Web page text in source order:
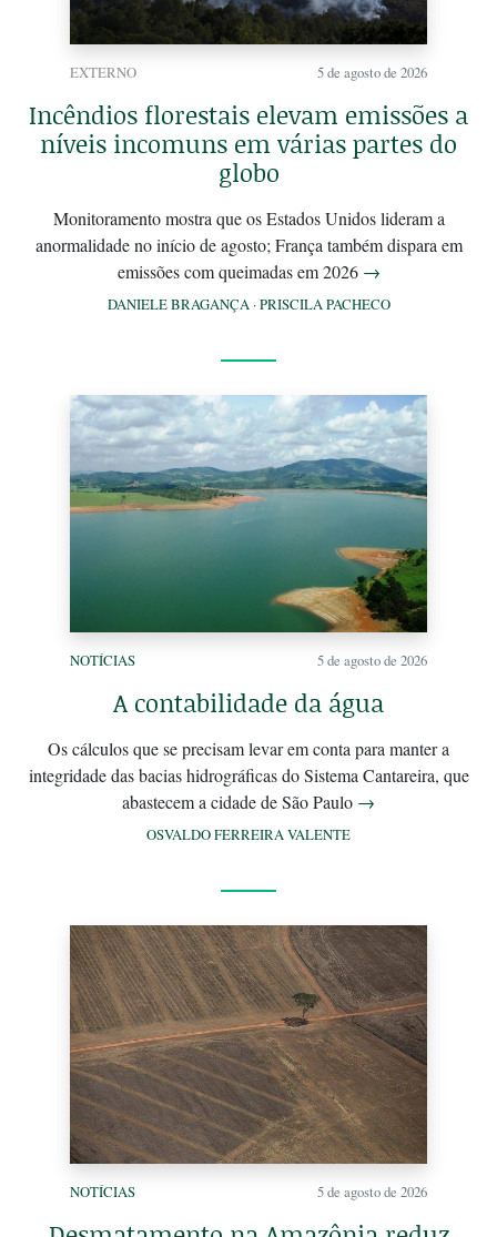
EXTERNO 5 de agosto de 2026
Incêndios florestais elevam emissões a
níveis incomuns em várias partes do
globo
Monitoramento mostra que os Estados Unidos lideram a
anormalidade no início de agosto; França também dispara em
emissões com queimadas em 2026 →
DANIELE BRAGANÇA·PRISCILA PACHECO
NOTÍCIAS 5 de agosto de 2026
A contabilidade da água
Os cálculos que se precisam levar em conta para manter a
integridade das bacias hidrográficas do Sistema Cantareira, que
abastecem a cidade de São Paulo →
OSVALDO FERREIRA VALENTE
NOTÍCIAS 5 de agosto de 2026